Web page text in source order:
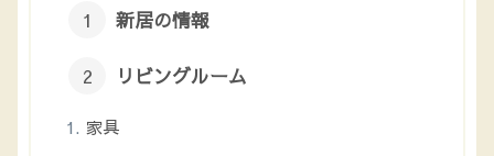
新居の情報
リビングルーム
家具